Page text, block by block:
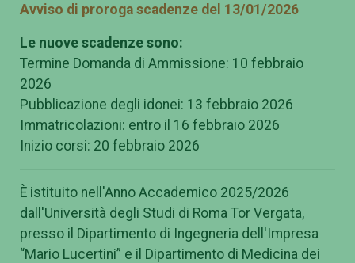
Avviso di proroga scadenze del 13/01/2026
Le nuove scadenze sono:
Termine Domanda di Ammissione: 10 febbraio
2026
Pubblicazione degli idonei: 13 febbraio 2026
Immatricolazioni: entro il 16 febbraio 2026
Inizio corsi: 20 febbraio 2026
È istituito nell'Anno Accademico 2025/2026
dall'Università degli Studi di Roma Tor Vergata,
presso il Dipartimento di Ingegneria dell'Impresa
“Mario Lucertini” e il Dipartimento di Medicina dei